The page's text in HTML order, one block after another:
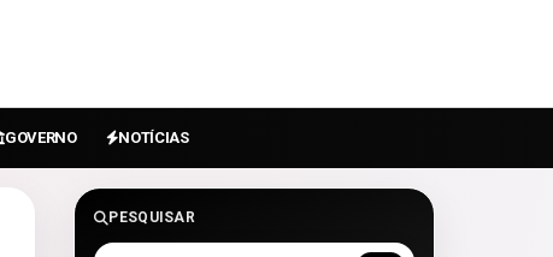
GOVERNO NOTÍCIAS
PESQUISAR